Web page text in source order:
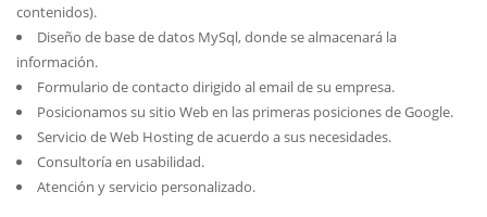
contenidos).
Diseño de base de datos MySql, donde se almacenará la
información.
Formulario de contacto dirigido al email de su empresa.
Posicionamos su sitio Web en las primeras posiciones de Google.
Servicio de Web Hosting de acuerdo a sus necesidades.
Consultoría en usabilidad.
Atención y servicio personalizado.